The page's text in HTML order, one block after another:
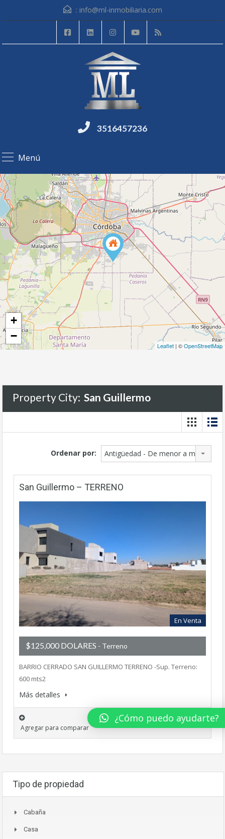
: info@ml-inmobiliaria.com
3516457236
Menú
+
−
Leaflet | ©OpenStreetMap
Property City: San Guillermo
Ordenar por: Antigüedad - De menor a mayor
San Guillermo – TERRENO
En Venta
$125,000 DOLARES - Terreno
BARRIO CERRADO SAN GUILLERMO TERRENO -Sup. Terreno:
600 mts2
Más detalles
Agregar para comparar
Tipo de propiedad
Cabaña
Casa
¿Cómo puedo ayudarte?